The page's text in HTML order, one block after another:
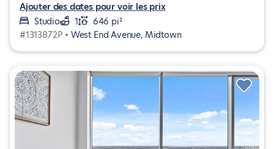
Ajouter des dates pour voir les prix
Studio
1
646 pi²
#1313872P • West End Avenue, Midtown